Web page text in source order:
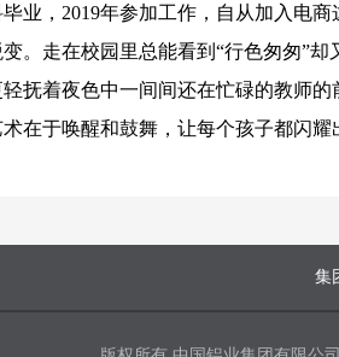
业，2019年参加工作，自从加入电
。走在校园里总能看到“行色匆匆”
抚着夜色中一间间还在忙碌的教师的
在于唤醒和鼓舞，让每个孩子都闪耀
集